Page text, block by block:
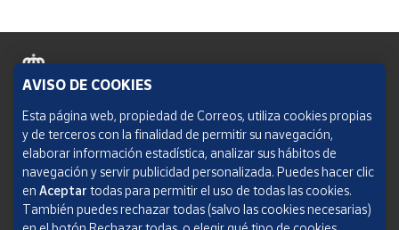
Política de cookies
Aviso legal
Condiciones del servicio
Política de Privacidad Web
AVISO DE COOKIES
Esta página web, propiedad de Correos, utiliza cookies propias
y de terceros con la finalidad de permitir su navegación,
elaborar información estadística, analizar sus hábitos de
navegación y servir publicidad personalizada. Puedes hacer clic
en Aceptar todas para permitir el uso de todas las cookies.
También puedes rechazar todas (salvo las cookies necesarias)